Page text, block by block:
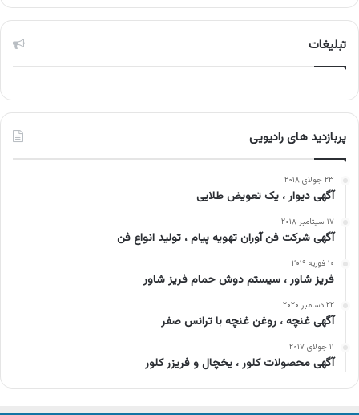
تبلیغات
پربازدید های رادیویی
۲۳ جولای ۲۰۱۸
آگهی دیوار ، یک تعویض طلایی
۱۷ سپتامبر ۲۰۱۸
آگهی شرکت فن آوران تهویه پیام ، تولید انواع فن
۱۰ فوریه ۲۰۱۹
فریز شاور ، سیستم دوش حمام فریز شاور
۲۲ دسامبر ۲۰۲۰
آگهی غنچه ، روغن غنچه با ترانس صفر
۱۱ جولای ۲۰۱۷
آگهی محصولات کلور ، یخچال و فریزر کلور